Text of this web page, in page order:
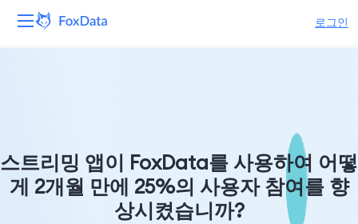
로그인
자원
스트리밍 앱이 FoxData를 사용하여 어떻
게 2개월 만에 25%의 사용자 참여를 향
상시켰습니까?